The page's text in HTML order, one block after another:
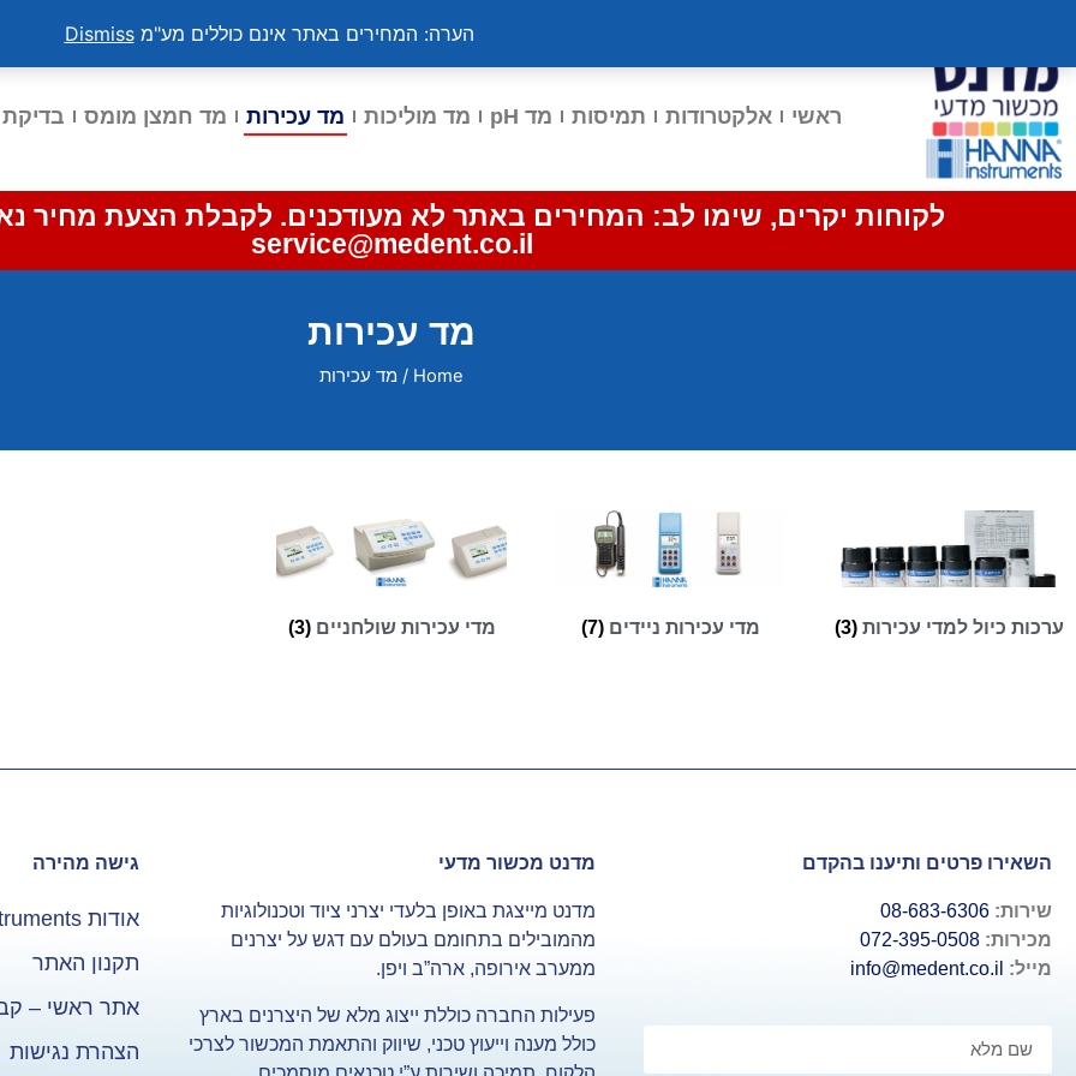
ראשי אלקטרודות תמיסות מד pH מד מוליכות מד עכירות מד חמצן מומס בדיקת
לקוחות יקרים, שימו לב: המחירים באתר לא מעודכנים. לקבלת הצעת מחיר
service@medent.co.il
מד עכירות
Home / מד עכירות
ערכות כיול למדי עכירות(3) מדי עכירות ניידים(7) מדי עכירות שולחניים(3)
השאירו פרטים ותיענו בהקדם
שירות: 08-683-6306
מכירות: 072-395-0508
מייל: info@medent.co.il
מדנט מכשור מדעי
מדנט מייצגת באופן בלעדי יצרני ציוד וטכנולוגיות
מהמובילים בתחומם בעולם עם דגש על יצרנים
ממערב אירופה, ארה”ב ויפן.
פעילות החברה כוללת ייצוג מלא של היצרנים בארץ
כולל מענה וייעוץ טכני, שיווק והתאמת המכשור לצרכי
גישה מהירה
אודות Hanna Instruments
תקנון האתר
אתר ראשי –
הצהרת נגישות
הערה: המחירים באתר אינם כוללים מע"מDismiss